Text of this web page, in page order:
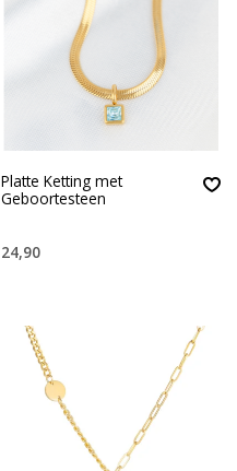
Platte Ketting met
Geboortesteen
24,90